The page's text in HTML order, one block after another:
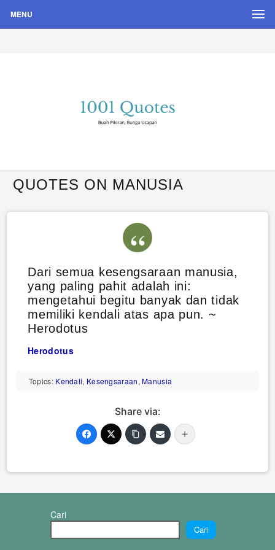
MENU
Quote Hari Puisi
QUOTES ON MANUSIA
Dari semua kesengsaraan manusia,
yang paling pahit adalah ini:
mengetahui begitu banyak dan tidak
memiliki kendali atas apa pun. ~
Herodotus
Herodotus
Topics: Kendali, Kesengsaraan,Manusia
Share via:
Cari
Cari